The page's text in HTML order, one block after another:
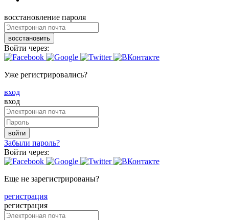
восстановление пароля
восстановить
Войти через:
Уже регистрировались?
вход
вход
войти
Забыли пароль?
Войти через:
Еще не зарегистрированы?
регистрация
регистрация